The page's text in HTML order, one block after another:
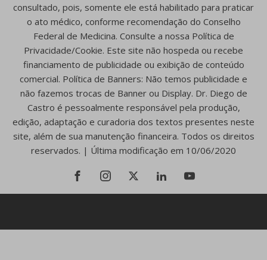
consultado, pois, somente ele está habilitado para praticar
o ato médico, conforme recomendação do Conselho
Federal de Medicina. Consulte a nossa Política de
Privacidade/Cookie. Este site não hospeda ou recebe
financiamento de publicidade ou exibição de conteúdo
comercial. Política de Banners: Não temos publicidade e
não fazemos trocas de Banner ou Display. Dr. Diego de
Castro é pessoalmente responsável pela produção,
edição, adaptação e curadoria dos textos presentes neste
site, além de sua manutenção financeira. Todos os direitos
reservados. | Última modificação em 10/06/2020